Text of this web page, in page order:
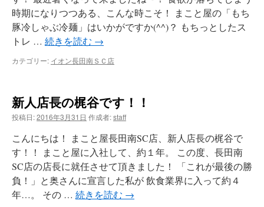
時期になりつつある、こんな時こそ！ まこと屋の「もち
豚冷しゃぶ冷麺」はいかがですか(^^)？ もちっとしたス
トレ … 続きを読む →
カテゴリー: イオン長田南ＳＣ店
新人店長の梶谷です！！
投稿日:2016年3月31日 作成者:staff
こんにちは！ まこと屋長田南SC店、新人店長の梶谷で
す！！ まこと屋に入社して、約１年。 この度、長田南
SC店の店長に就任させて頂きました！ 「これが最後の勝
負！」と奥さんに宣言した私が 飲食業界に入って約４
年…。 その … 続きを読む →